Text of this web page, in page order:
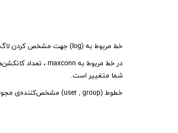
خط مربوط به (log) جهت مشخص کردن لاگ
شما متغییر است.
خطوط (user , group) مشخص‌کننده‌ی مجوز اجرایی HAProxy تحت این نام و گروه است، این متغیر را تغییر ندهید.